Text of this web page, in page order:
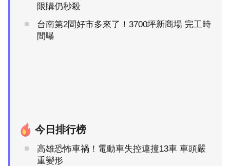
限購仍秒殺
台南第2間好市多來了！3700坪新商場 完工時
間曝
今日排行榜
高雄恐怖車禍！電動車失控連撞13車 車頭嚴
重變形